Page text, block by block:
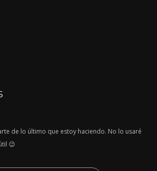
de lo último que estoy haciendo. No lo usaré
😉